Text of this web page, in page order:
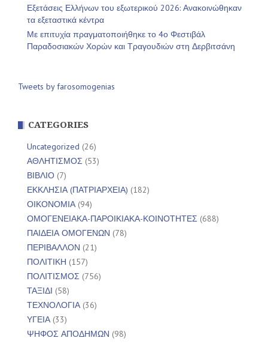
Εξετάσεις Ελλήνων του εξωτερικού 2026: Ανακοινώθηκαν
τα εξεταστικά κέντρα
Με επιτυχία πραγματοποιήθηκε το 4ο Φεστιβάλ
Παραδοσιακών Χορών και Τραγουδιών στη Δερβιτσάνη
Tweets by farosomogenias
CATEGORIES
Uncategorized (26)
ΑΘΛΗΤΙΣΜΟΣ (53)
ΒΙΒΛΙΟ (7)
ΕΚΚΛΗΣΙΑ (ΠΑΤΡΙΑΡΧΕΙΑ) (182)
ΟΙΚΟΝΟΜΙΑ(94)
ΟΜΟΓΕΝΕΙΑΚΑ-ΠΑΡΟΙΚΙΑΚΑ-ΚΟΙΝΟΤΗΤΕΣ (688)
ΠΑΙΔΕΙΑ ΟΜΟΓΕΝΩΝ (78)
ΠΕΡΙΒΑΛΛΟΝ (21)
ΠΟΛΙΤΙΚΗ (157)
ΠΟΛΙΤΙΣΜΟΣ (756)
ΤΑΞΙΔΙ (58)
ΤΕΧΝΟΛΟΓΙΑ(36)
ΥΓΕΙΑ(33)
ΨΗΦΟΣ ΑΠΟΔΗΜΩΝ (98)